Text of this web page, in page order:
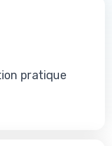
pratique